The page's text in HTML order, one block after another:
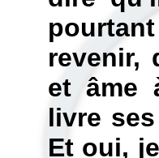
revenir,
et âme
livre
Et oui,